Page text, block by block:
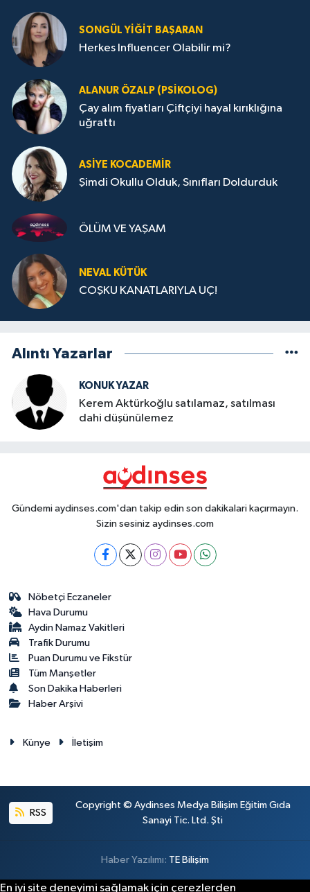
SONGÜL YIĞIT BAŞARAN
Herkes Influencer Olabilir mi?
ALANUR ÖZALP (PSIKOLOG)
Çay alım fiyatları Çiftçiyi hayal kırıklığına
uğrattı
ASIYE KOCADEMİR
Şimdi Okullu Olduk, Sınıfları Doldurduk
ÖLÜM VE YAŞAM
NEVAL KÜTÜK
COŞKU KANATLARIYLA UÇ!
Alıntı Yazarlar
KONUK YAZAR
Kerem Aktürkoğlu satılamaz, satılması
dahi düşünülemez
Gündemi aydinses.com'dan takip edin son dakikalari kaçırmayın.
Sizin sesiniz aydinses.com
Nöbetçi Eczaneler
Hava Durumu
Aydin Namaz Vakitleri
Trafik Durumu
Puan Durumu ve Fikstür
Tüm Manşetler
Son Dakika Haberleri
Haber Arşivi
Künye İletişim
RSS
Copyright © Aydinses Medya Bilişim Eğitim Gıda
Sanayi Tic. Ltd. Şti
Haber Yazılımı: TE Bilişim
En iyi site deneyimi sağlamak için çerezlerden